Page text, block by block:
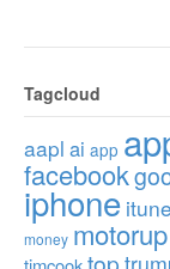
Tagcloud
aapl ai app
facebook
iphone
money motorup